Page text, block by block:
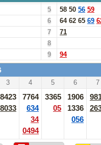
5 58 50 56 59
6 64 62 65 69
7
71
8
9 94
3 4 5 6 7
8423
8033
7764
634
34
0494
3365
05
1906
1336
056